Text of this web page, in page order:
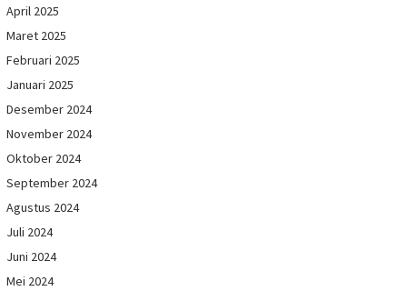
April 2025
Maret 2025
Februari 2025
Januari 2025
Desember 2024
November 2024
Oktober 2024
September 2024
Agustus 2024
Juli 2024
Juni 2024
Mei 2024